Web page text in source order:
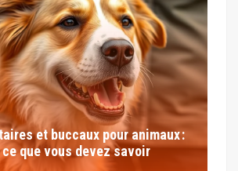
et buccaux pour animaux :
que vous devez savoir